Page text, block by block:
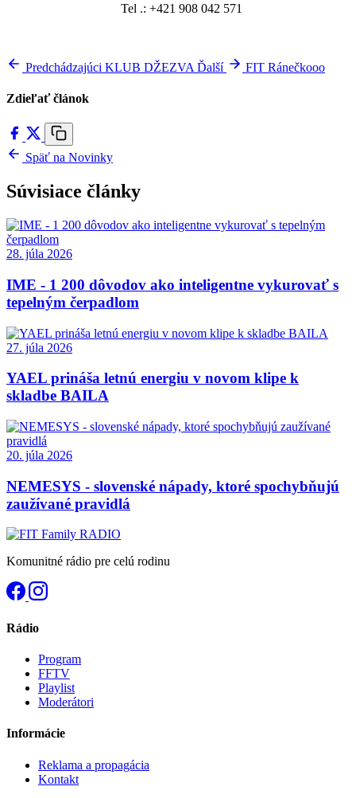
Tel .: +421 908 042 571
Predchádzajúci KLUB DŽEZVA Ďalší FIT Ránečkooo
Zdieľať článok
Späť na Novinky
Súvisiace články
28. júla 2026
IME - 1 200 dôvodov ako inteligentne vykurovať s
tepelným čerpadlom
27. júla 2026
YAEL prináša letnú energiu v novom klipe k
skladbe BAILA
20. júla 2026
NEMESYS - slovenské nápady, ktoré spochybňujú
zaužívané pravidlá
Komunitné rádio pre celú rodinu
Rádio
Program
FFTV
Playlist
Moderátori
Informácie
Reklama a propagácia
Kontakt